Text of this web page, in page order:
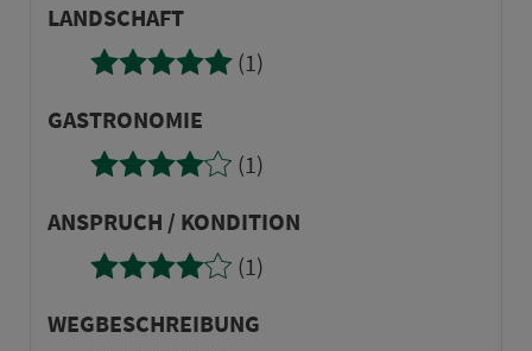
LANDSCHAFT
(1)
GASTRONOMIE
(1)
AN­SPRUCH / KONDITION
(1)
WEG­BE­SCHREI­BUNG